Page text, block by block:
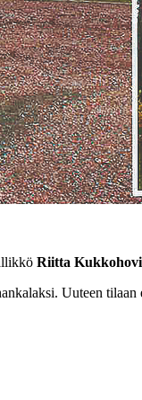
Riitta
Uuteen tilaan